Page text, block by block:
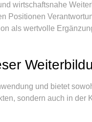
wirtschaftsnahe
Positionen
als wertvolle
und bietet
sondern auch in der